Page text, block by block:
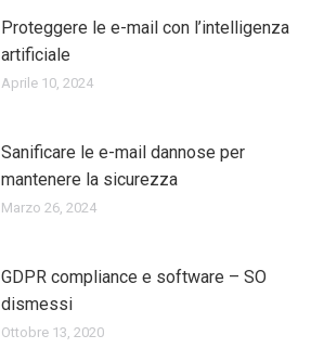
Proteggere le e-mail con l’intelligenza
artificiale
Aprile 10, 2024
Sanificare le e-mail dannose per
mantenere la sicurezza
Marzo 26, 2024
GDPR compliance e software – SO
dismessi
Ottobre 13, 2020